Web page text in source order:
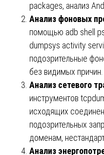
packages, анализ
Анализ фоновых
помощью adb shell
dumpsys activity
подозрительные
без видимых причин.
Анализ сетевого
инструментов
исходящих
подозрительных
доменам,
Анализ